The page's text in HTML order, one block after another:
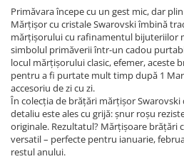
Brățări din Aur cu pietre
semiprețioase
Brățări din Argint cu pietre
semiprețioase
Brățări elastice cu pietre
semiprețioase
BRĂȚĂRI DE PICIOR
Brățări de picior din Aur
Brățări de picior din Argint
Primăvara începe cu un gest mic, dar
Mărțișor cu cristale Swarovski îmbină
mărțișorului cu rafinamentul bijuteriilor
simbolul primăverii într-un cadou
locul mărțișorului clasic, efemer, aceste
pentru a fi purtate mult timp după 1
accesoriu de zi cu zi.
În colecția de brățări mărțișor Swarovski
detaliu este ales cu grijă: șnur roșu
originale. Rezultatul? Mărțișoare brățări
versatil – perfecte pentru ianuarie,
restul anului.